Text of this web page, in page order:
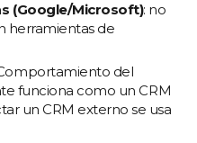
(Google/Microsoft): no
herramientas de
del
funciona como un CRM
un CRM externo se usa